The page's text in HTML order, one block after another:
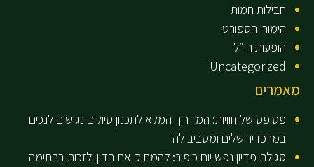
חבילות חמות
הימורי הספורט
הופעות חו״ל
Uncategorized
מאמרים
פסיפס של חוויות: המדריך המלא לתכנון טיולים נגישים לנכים
במרכז ירושלים ומסביב לה
סגולת פדיון נפש יום כיפור: להמתיק את הדין ולזכות בחתימה